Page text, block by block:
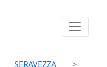
SERAVEZZA
>